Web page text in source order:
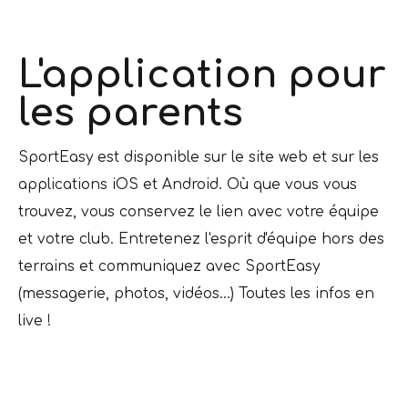
L'application pour
les parents
SportEasy est disponible sur le site web et sur les
applications iOS et Android. Où que vous vous
trouvez, vous conservez le lien avec votre équipe
et votre club. Entretenez l'esprit d'équipe hors des
terrains et communiquez avec SportEasy
(messagerie, photos, vidéos...) Toutes les infos en
live !